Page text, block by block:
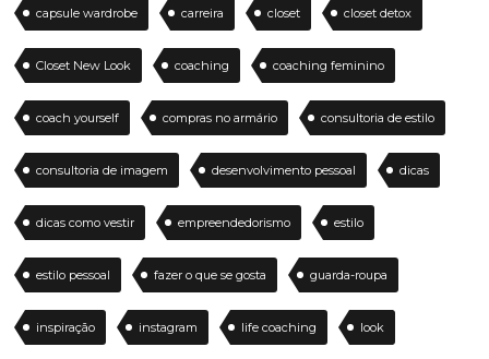
capsule wardrobe carreira closet closet detox
Closet New Look coaching coaching feminino
coach yourself compras no armário consultoria de estilo
consultoria de imagem desenvolvimento pessoal dicas
dicas como vestir empreendedorismo estilo
estilo pessoal fazer o que se gosta guarda-roupa
inspiração instagram life coaching look